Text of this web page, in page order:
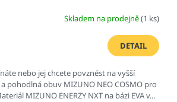
Skladem na prodejně(1 ks)
DETAIL
nebo jej chcete povznést na vyšší
pohodlná obuv MIZUNO NEO COSMO pro
MIZUNO ENERZY NXT na bázi EVA v...